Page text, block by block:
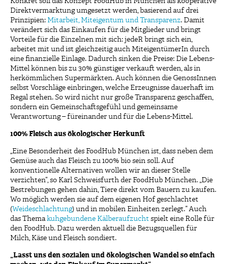
Direktvermarktung umgesetzt werden, basierend auf drei
Prinzipien: Mitarbeit, Miteigentum und Transparenz. Damit
verändert sich das Einkaufen für die Mitglieder und bringt
Vorteile für die Einzelnen mit sich: jedeR bringt sich ein,
arbeitet mit und ist gleichzeitig auch MiteigentümerIn durch
eine finanzielle Einlage. Dadurch sinken die Preise: Die Lebens-
Mittel können bis zu 30% günstiger verkauft werden, als in
herkömmlichen Supermärkten. Auch können die GenossInnen
selbst Vorschläge einbringen, welche Erzeugnisse dauerhaft im
Regal stehen. So wird nicht nur große Transparenz geschaffen,
sondern ein Gemeinschaftsgefühl und gemeinsame
Verantwortung – füreinander und für die Lebens-Mittel.
100% Fleisch aus ökologischer Herkunft
„Eine Besonderheit des FoodHub München ist, dass neben dem
Gemüse auch das Fleisch zu 100% bio sein soll. Auf
konventionelle Alternativen wollen wir an dieser Stelle
verzichten“, so Karl Schweisfurth der FoodHub München. „Die
Bestrebungen gehen dahin, Tiere direkt vom Bauern zu kaufen.
Wo möglich werden sie auf dem eigenen Hof geschlachtet
(Weideschlachtung) und in mobilen Einheiten zerlegt.“ Auch
das Thema kuhgebundene Kälberaufzucht spielt eine Rolle für
den FoodHub. Dazu werden aktuell die Bezugsquellen für
Milch, Käse und Fleisch sondiert.
„Lasst uns den sozialen und ökologischen Wandel so einfach